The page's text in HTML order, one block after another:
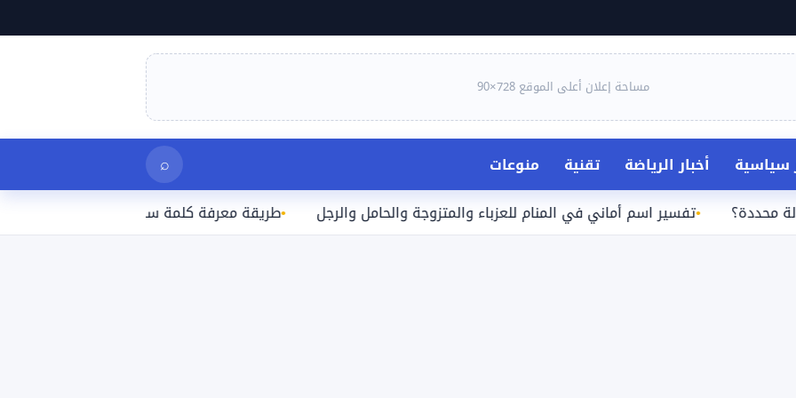
مساحة إعلان أعلى الموقع 728×90
سياسية أخبار الرياضة تقنية منوعات ⌕
تفسير اسم أماني في المنام للعزباء والمتزوجة والحامل والرجل طريقة معرفة كلمة سر الواي فاي المتصل بها على